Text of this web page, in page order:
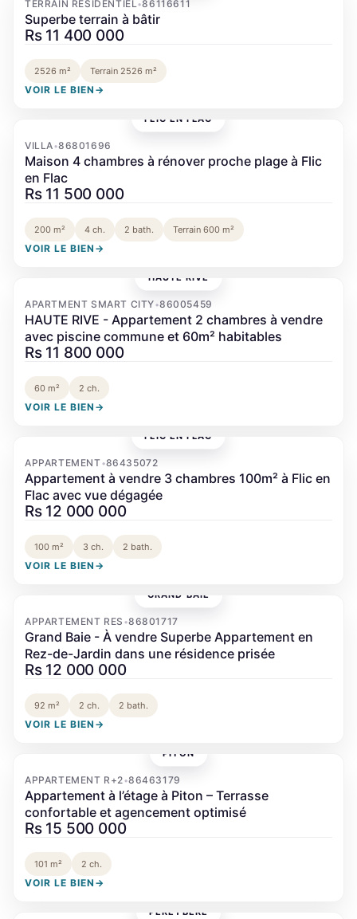
TERRAIN RÉSIDENTIEL •86116611
Superbe terrain à bâtir
Rs 11 400 000
2526 m² Terrain 2526 m²
VOIR LE BIEN →
FLIC EN FLAC
VILLA•86801696
Maison 4 chambres à rénover proche plage à Flic
en Flac
Rs 11 500 000
200 m² 4 ch. 2 bath. Terrain 600 m²
VOIR LE BIEN →
HAUTE RIVE
APARTMENT SMART CITY•86005459
HAUTE RIVE - Appartement 2 chambres à vendre
avec piscine commune et 60m² habitables
Rs 11 800 000
60 m² 2 ch.
VOIR LE BIEN →
FLIC EN FLAC
APPARTEMENT•86435072
Appartement à vendre 3 chambres 100m² à Flic en
Flac avec vue dégagée
Rs 12 000 000
100 m² 3 ch. 2 bath.
VOIR LE BIEN →
GRAND BAIE
APPARTEMENT RES •86801717
Grand Baie - À vendre Superbe Appartement en
Rez-de-Jardin dans une résidence prisée
Rs 12 000 000
92 m² 2 ch. 2 bath.
VOIR LE BIEN →
PITON
APPARTEMENT R+2•86463179
Appartement à l’étage à Piton – Terrasse
confortable et agencement optimisé
Rs 15 500 000
101 m² 2 ch.
VOIR LE BIEN →
PÉREYBÈRE